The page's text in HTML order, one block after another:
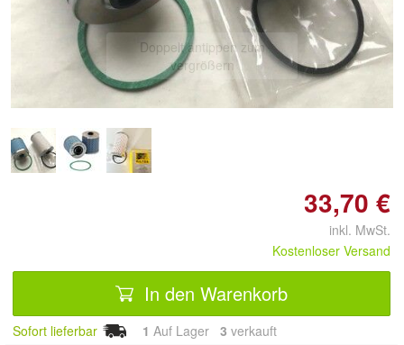
Doppelt antippen zum
vergrößern
33,70 €
inkl. MwSt.
Kostenloser Versand
In den Warenkorb
Sofort lieferbar 1 Auf Lager 3 verkauft